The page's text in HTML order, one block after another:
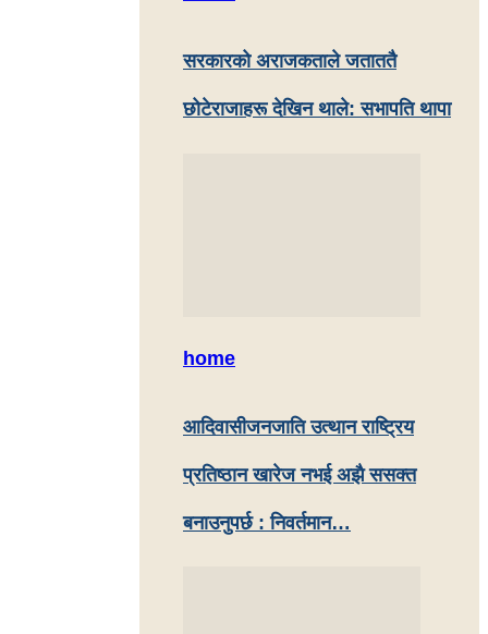
सरकारको अराजकताले जताततै
छोटेराजाहरू देखिन थाले: सभापति थापा
home
आदिवासीजनजाति उत्थान राष्ट्रिय
प्रतिष्ठान खारेज नभई अझै ससक्त
बनाउनुपर्छ : निवर्तमान…